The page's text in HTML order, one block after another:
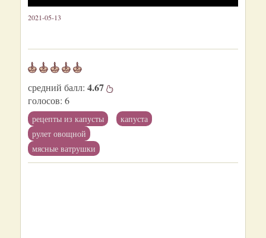
2021-05-13
средний балл: 4.67
голосов: 6
рецепты из капусты
капуста
рулет овощной
мясные ватрушки